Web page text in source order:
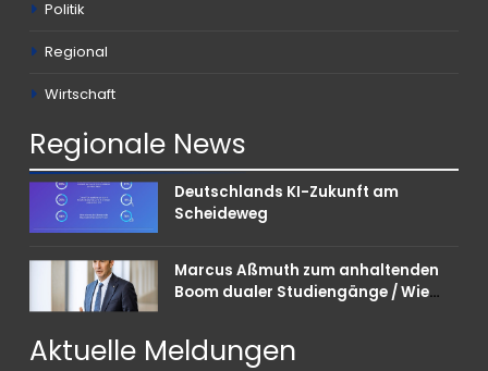
Politik
Regional
Wirtschaft
Regionale News
Deutschlands KI-Zukunft am
Scheideweg
Marcus Aßmuth zum anhaltenden
Boom dualer Studiengänge / Wie
punkten können
Aktuelle Meldungen